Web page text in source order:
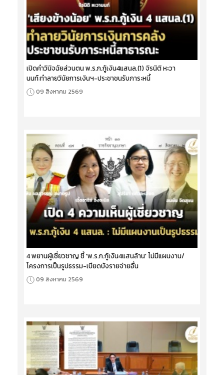
เปิดคำวินิจฉัยส่วนตน พ.ร.ก.กู้เงิน4แสนล.(1) จิรนิติ หะวา
นนท์:ทำลายวินัยการเงินฯ-ประชาชนรับภาระหนี้
09 สิงหาคม 2569
4 พยานผู้เชี่ยวชาญ ชี้ 'พ.ร.ก.กู้เงิน4แสนล้าน' ไม่มีแผนงาน/
โครงการเป็นรูปธรรม-เบียดบังรายจ่ายอื่น
09 สิงหาคม 2569